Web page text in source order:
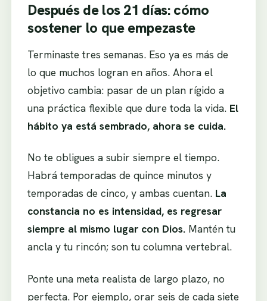
Después de los 21 días: cómo
sostener lo que empezaste
Terminaste tres semanas. Eso ya es más de
lo que muchos logran en años. Ahora el
objetivo cambia: pasar de un plan rígido a
una práctica flexible que dure toda la vida. El
hábito ya está sembrado, ahora se cuida.
No te obligues a subir siempre el tiempo.
Habrá temporadas de quince minutos y
temporadas de cinco, y ambas cuentan. La
constancia no es intensidad, es regresar
siempre al mismo lugar con Dios.Mantén tu
ancla y tu rincón; son tu columna vertebral.
Ponte una meta realista de largo plazo, no
perfecta. Por ejemplo, orar seis de cada siete